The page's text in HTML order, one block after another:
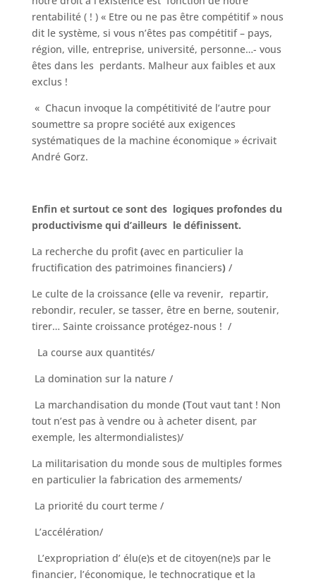
rentabilité ( ! ) « Etre ou ne pas être compétitif » nous
dit le système, si vous n’êtes pas compétitif – pays,
région, ville, entreprise, université, personne…- vous
êtes dans les perdants. Malheur aux faibles et aux
exclus !
« Chacun invoque la compétitivité de l’autre pour
soumettre sa propre société aux exigences
systématiques de la machine économique » écrivait
André Gorz.
Enfin et surtout ce sont des logiques profondes du
productivisme qui d’ailleurs le définissent.
La recherche du profit (avec en particulier la
fructification des patrimoines financiers) /
Le culte de la croissance (elle va revenir, repartir,
rebondir, reculer, se tasser, être en berne, soutenir,
tirer… Sainte croissance protégez-nous ! /
La course aux quantités/
La domination sur la nature /
La marchandisation du monde (Tout vaut tant ! Non
tout n’est pas à vendre ou à acheter disent, par
exemple, les altermondialistes)/
La militarisation du monde sous de multiples formes
en particulier la fabrication des armements/
La priorité du court terme /
L’accélération/
L’expropriation d’ élu(e)s et de citoyen(ne)s par le
financier, l’économique, le technocratique et la